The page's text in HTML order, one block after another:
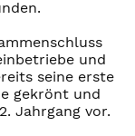
und
seine erste
gekrönt und
Jahrgang vor.